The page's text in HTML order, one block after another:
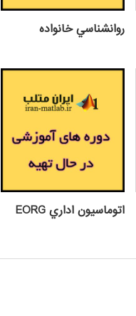
روانشناسي خانواده
اتوماسيون اداري EORG